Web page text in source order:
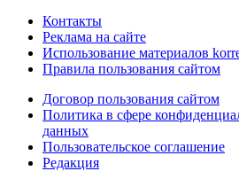
Контакты
Реклама на сайте
Использование материалов
Правила пользования сайтом
Договор пользования сайтом
Политика в сфере
данных
Пользовательское соглашение
Редакция